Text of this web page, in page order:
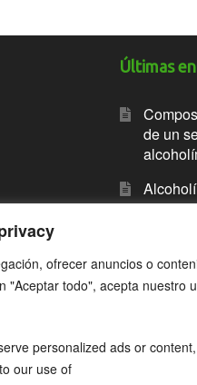
ofrecer anuncios o
"Aceptar todo", acepta nuestro
personalized ads or
our use of
Últimas
de un